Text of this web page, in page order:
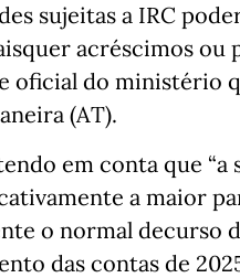
sujeitas a IRC
acréscimos
oficial do ministério
(AT).
em conta que “a
a maior
o normal decurso
das contas de